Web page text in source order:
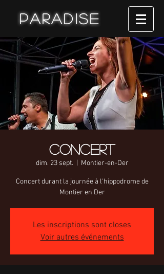
Paradise
Concert
dim. 23 sept. Montier-en-Der
Concert durant la journée à l'hippodrome de
Montier en Der
Les inscriptions sont closes
Voir autres événements